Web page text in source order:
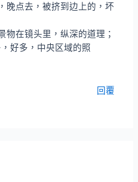
晚点去，被挤到边上的，坏
物在镜头里，纵深的道理；
好多，中央区域的照
回覆